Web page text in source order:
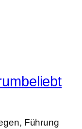
Führung